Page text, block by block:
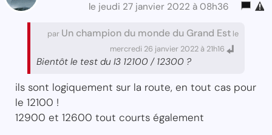
le jeudi 27 janvier 2022 à 08h36
par Un champion du monde du Grand Est le
mercredi 26 janvier 2022 à 21h16
Bientôt le test du I3 12100 / 12300 ?
ils sont logiquement sur la route, en tout cas pour
le 12100 !
12900 et 12600 tout courts également